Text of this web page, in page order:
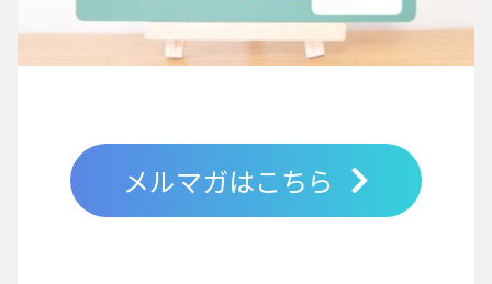
メルマガはこちら